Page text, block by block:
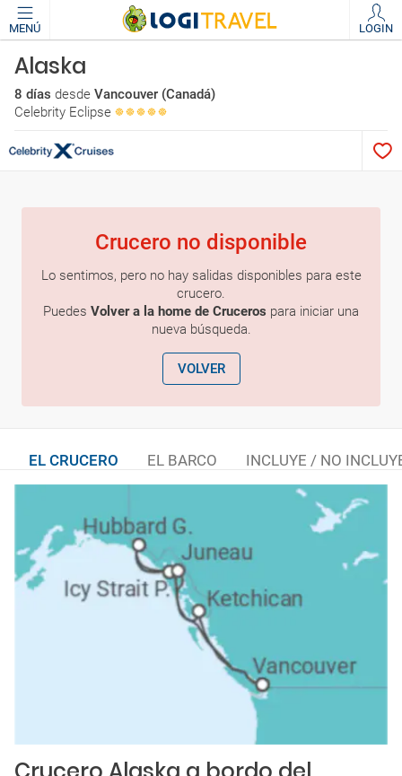
MENÚ LOGIN
Alaska
8 días desde Vancouver (Canadá)
Celebrity Eclipse
Crucero no disponible
Lo sentimos, pero no hay salidas disponibles para este
crucero.
Puedes Volver a la home de Cruceros para iniciar una
nueva búsqueda.
VOLVER
EL CRUCERO EL BARCO INCLUYE / NO